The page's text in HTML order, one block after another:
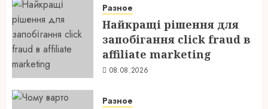
Разное
Найкращі рішення для
запобігання click fraud в
affiliate marketing
08.08.2026
Разное